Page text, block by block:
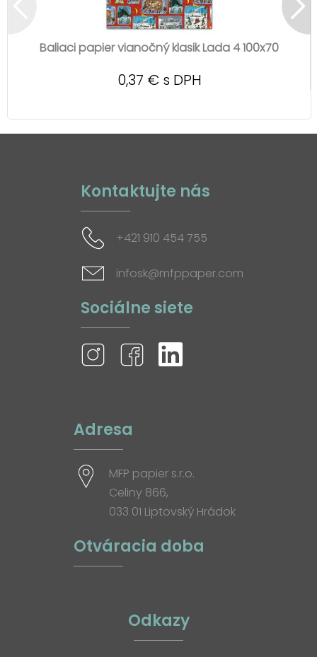
Baliaci papier vianočný klasik Lada 4 100x70
0,37 € s DPH
Kontaktujte nás
+421 910 454 755
infosk@mfppaper.com
Sociálne siete
Adresa
MFP papier s.r.o.
Celiny 866,
033 01 Liptovský Hrádok
Otváracia doba
Odkazy